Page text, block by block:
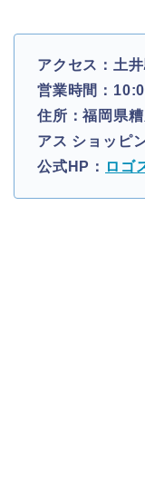
アクセス：土
営業時間：
住所：福岡県
アス ショッピ
公式HP： ロゴ